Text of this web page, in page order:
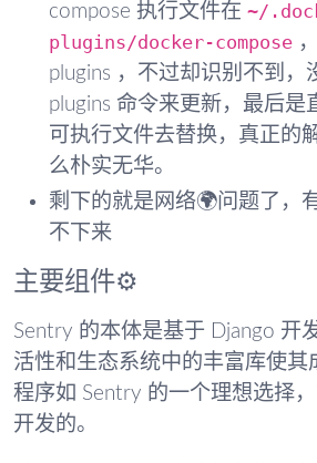
compose 执行文件在 ~/
plugins/docker-compose
plugins ，不过却识别不到，
plugins 命令来更新，最后是
可执行文件去替换，真正的
么朴实无华。
剩下的就是网络🌍问题了，
不下来
主要组件⚙️
Sentry 的本体是基于 Django 开
活性和生态系统中的丰富库使其
程序如 Sentry 的一个理想选择
开发的。